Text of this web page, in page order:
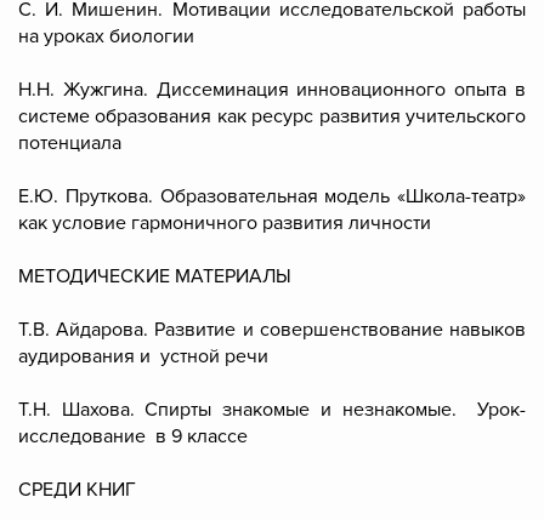
С. И. Мишенин. Мотивации исследовательской работы
на уроках биологии
Н.Н. Жужгина. Диссеминация инновационного опыта в
системе образования как ресурс развития учительского
потенциала
Е.Ю. Пруткова. Образовательная модель «Школа-театр»
как условие гармоничного развития личности
МЕТОДИЧЕСКИЕ МАТЕРИАЛЫ
Т.В. Айдарова. Развитие и совершенствование навыков
аудирования и устной речи
Т.Н. Шахова. Спирты знакомые и незнакомые. Урок-
исследование в 9 классе
СРЕДИ КНИГ